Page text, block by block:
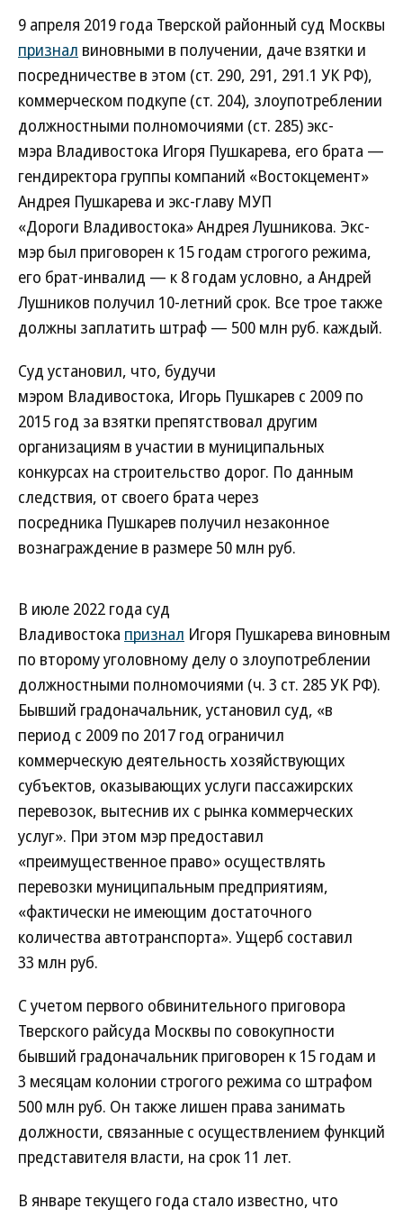
9 апреля 2019 года Тверской районный суд Москвы
признал виновными в получении, даче взятки и
посредничестве в этом (ст. 290, 291, 291.1 УК РФ),
коммерческом подкупе (ст. 204), злоупотреблении
должностными полномочиями (ст. 285) экс-
мэра Владивостока Игоря Пушкарева, его брата —
гендиректора группы компаний «Востокцемент»
Андрея Пушкарева и экс-главу МУП
«Дороги Владивостока» Андрея Лушникова. Экс-
мэр был приговорен к 15 годам строгого режима,
его брат-инвалид — к 8 годам условно, а Андрей
Лушников получил 10-летний срок. Все трое также
должны заплатить штраф — 500 млн руб. каждый.
Суд установил, что, будучи
мэром Владивостока, Игорь Пушкарев с 2009 по
2015 год за взятки препятствовал другим
организациям в участии в муниципальных
конкурсах на строительство дорог. По данным
следствия, от своего брата через
посредника Пушкарев получил незаконное
вознаграждение в размере 50 млн руб.
В июле 2022 года суд
Владивостока признал Игоря Пушкарева виновным
по второму уголовному делу о злоупотреблении
должностными полномочиями (ч. 3 ст. 285 УК РФ).
Бывший градоначальник, установил суд, «в
период с 2009 по 2017 год ограничил
коммерческую деятельность хозяйствующих
субъектов, оказывающих услуги пассажирских
перевозок, вытеснив их с рынка коммерческих
услуг». При этом мэр предоставил
«преимущественное право» осуществлять
перевозки муниципальным предприятиям,
«фактически не имеющим достаточного
количества автотранспорта». Ущерб составил
33 млн руб.
С учетом первого обвинительного приговора
Тверского райсуда Москвы по совокупности
бывший градоначальник приговорен к 15 годам и
3 месяцам колонии строгого режима со штрафом
500 млн руб. Он также лишен права занимать
должности, связанные с осуществлением функций
представителя власти, на срок 11 лет.
В январе текущего года стало известно, что